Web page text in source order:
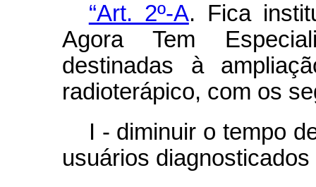
“Art. 2º-A. Fica
Agora Tem
destinadas à
radioterápico, com os
I - diminuir o tempo
usuários